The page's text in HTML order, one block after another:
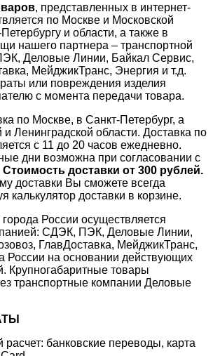
, представленных в интернет-
по Москве и Московской
и области, а также в
нашего партнера – транспортной
Деловые Линии, Байкал Сервис,
МейджикТранс, Энергия и т.д.
или повреждения изделия
с момента передачи товара.
по Москве, в Санкт-Петербург, а
и Ленинградской области. Доставка по
с 11 до 20 часов ежедневно.
дни возможна при согласовании с
Стоимость доставки от 300 рублей.
доставки Вы сможете всегда
калькулятор доставки в корзине.
России осуществляется
СДЭК, ПЭК, Деловые Линии,
ГлавДоставка, МейджикТранс,
России на основании действующих
Крупногабаритные товары
транспортные компании Деловые
расчет: банковские переводы, карта